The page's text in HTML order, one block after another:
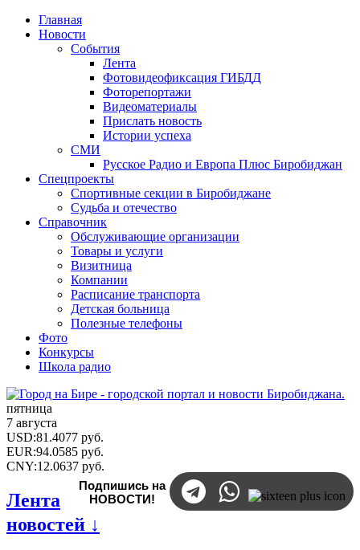
Главная
Новости
События
Лента
Фотовидеофиксация ГИБДД
Фоторепортажи
Видеоматериалы
Прислать новость
Истории успеха
СМИ
Русское Радио и Европа Плюс Биробиджан
Спецпроекты
Спортивные секции в Биробиджане
Судьба и отечество
Справочник
Обслуживающие организации
Товары и услуги
Визитница
Компании
Расписание транспорта
Детская больница
Полезные телефоны
Фото
Конкурсы
Школа радио
пятница
7 августа
USD:81.4077 руб.
EUR:94.0585 руб.
CNY:12.0637 руб.
Подпишись на
НОВОСТИ!
Лента
новостей ↓